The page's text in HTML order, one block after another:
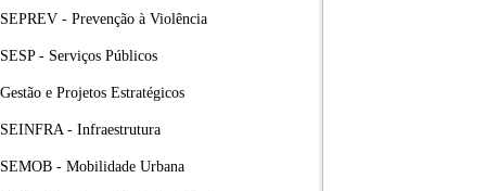
SEPREV - Prevenção à Violência
SESP - Serviços Públicos
Gestão e Projetos Estratégicos
SEINFRA - Infraestrutura
SEMOB - Mobilidade Urbana